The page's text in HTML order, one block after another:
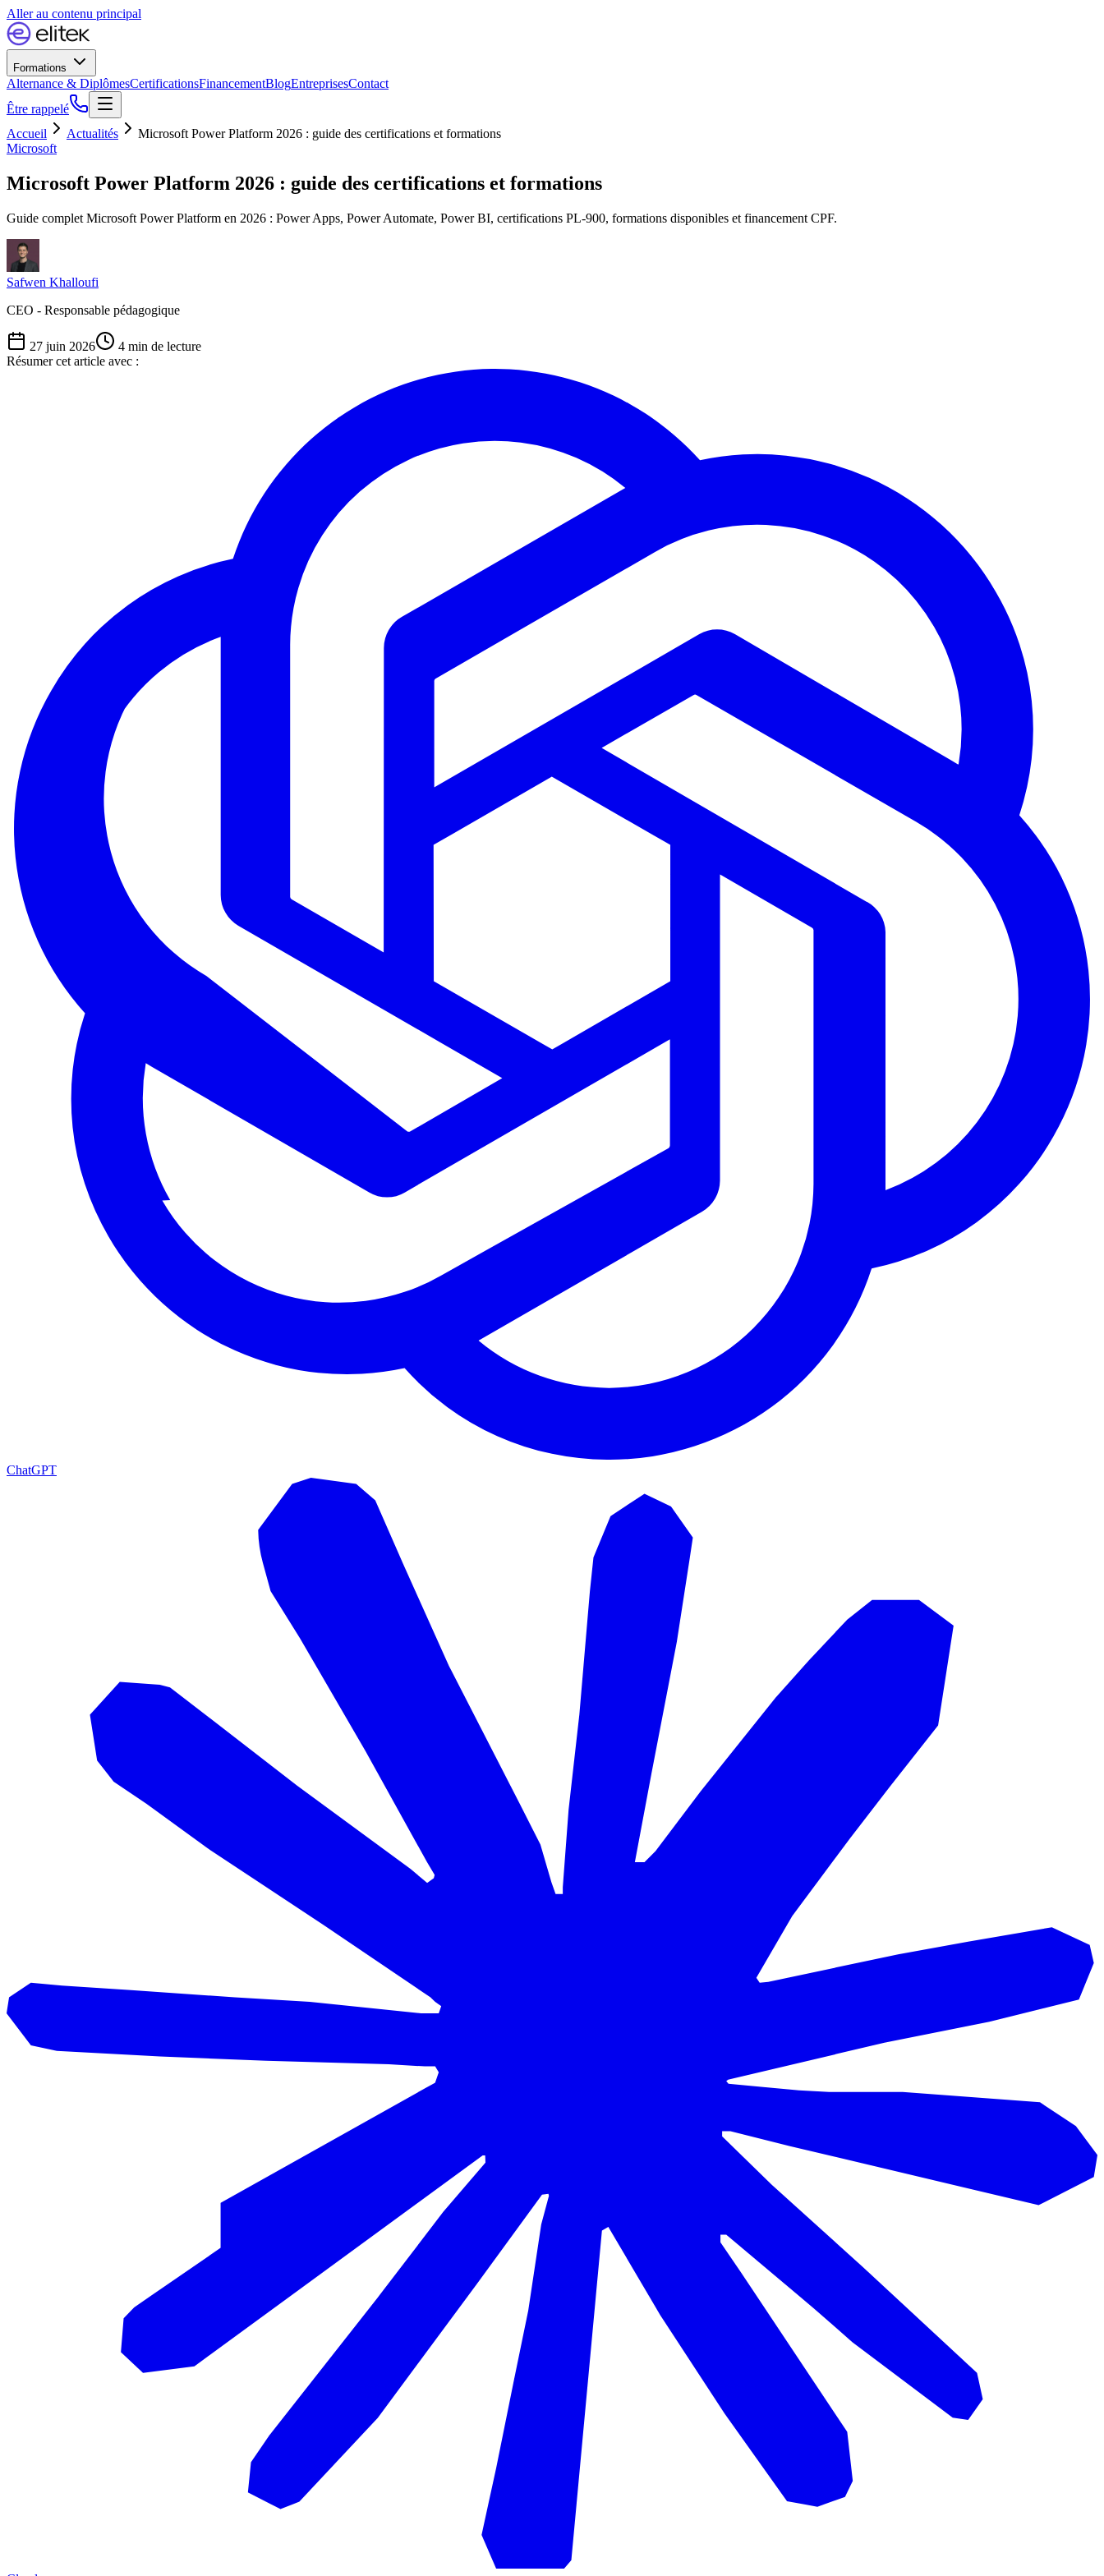
Aller au contenu principal
Formations
Alternance & DiplômesCertificationsFinancementBlogEntreprisesContact
Être rappelé
Accueil
Actualités
Microsoft Power Platform 2026 : guide des certifications et formations
Microsoft
Microsoft Power Platform 2026 : guide des certifications et formations
Guide complet Microsoft Power Platform en 2026 : Power Apps, Power Automate, Power BI, certifications PL-900, formations disponibles et financement CPF.
Safwen Khalloufi
CEO - Responsable pédagogique
27 juin 2026 4 min de lecture
Résumer cet article avec :
ChatGPT